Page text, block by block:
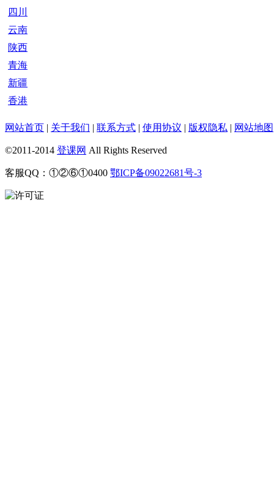
四川
云南
陕西
青海
新疆
香港
网站首页 | 关于我们 | 联系方式 | 使用协议 | 版权隐私 | 网站地图
©2011-2014 登课网 All Rights Reserved
客服QQ：①②⑥①0400 鄂ICP备09022681号-3